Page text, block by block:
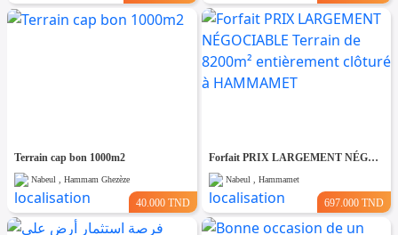
Terrain cap bon 1000m2
Nabeul , Hammam Ghezèze
40.000 TND
Forfait PRIX LARGEMENT NÉGOCIABLE Terrain de 8200m² entièrement clôturé à HAMMAMET
Nabeul , Hammamet
697.000 TND